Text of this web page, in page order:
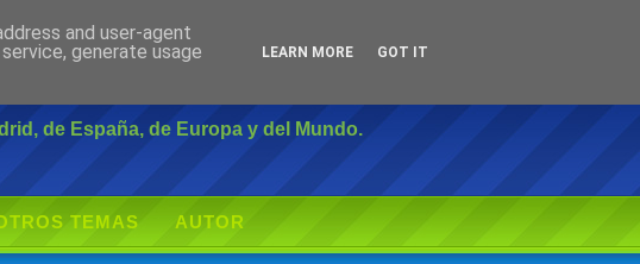
de España, de Europa y del Mundo.
TEMAS AUTOR
and user-agent
generate usage
LEARN MORE GOT IT